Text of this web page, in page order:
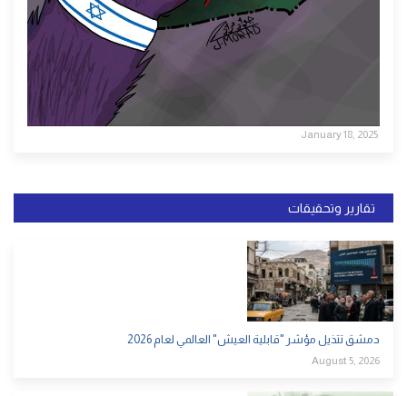
January 18, 2025
تقارير وتحقيقات
دمشق تتذيل مؤشر "قابلية العيش" العالمي لعام 2026
August 5, 2026